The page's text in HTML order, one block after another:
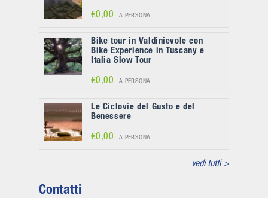
€0,00 A PERSONA
Bike tour in Valdinievole con
Bike Experience in Tuscany e
Italia Slow Tour
€0,00 A PERSONA
Le Ciclovie del Gusto e del
Benessere
€0,00 A PERSONA
vedi tutti >
Contatti